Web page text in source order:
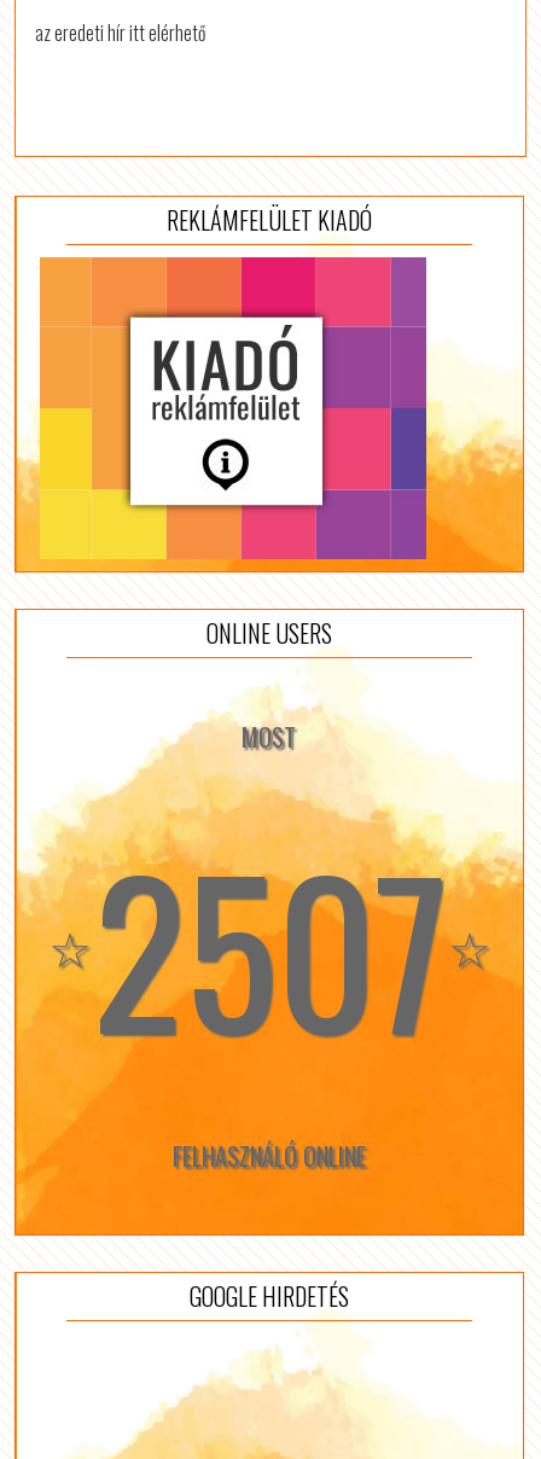
az eredeti hír itt elérhető
REKLÁMFELÜLET KIADÓ
ONLINE USERS
MOST
☆2507☆
FELHASZNÁLÓ ONLINE
GOOGLE HIRDETÉS